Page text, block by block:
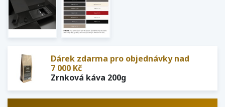
Dárek zdarma pro objednávky nad
7 000 Kč
Zrnková káva 200g